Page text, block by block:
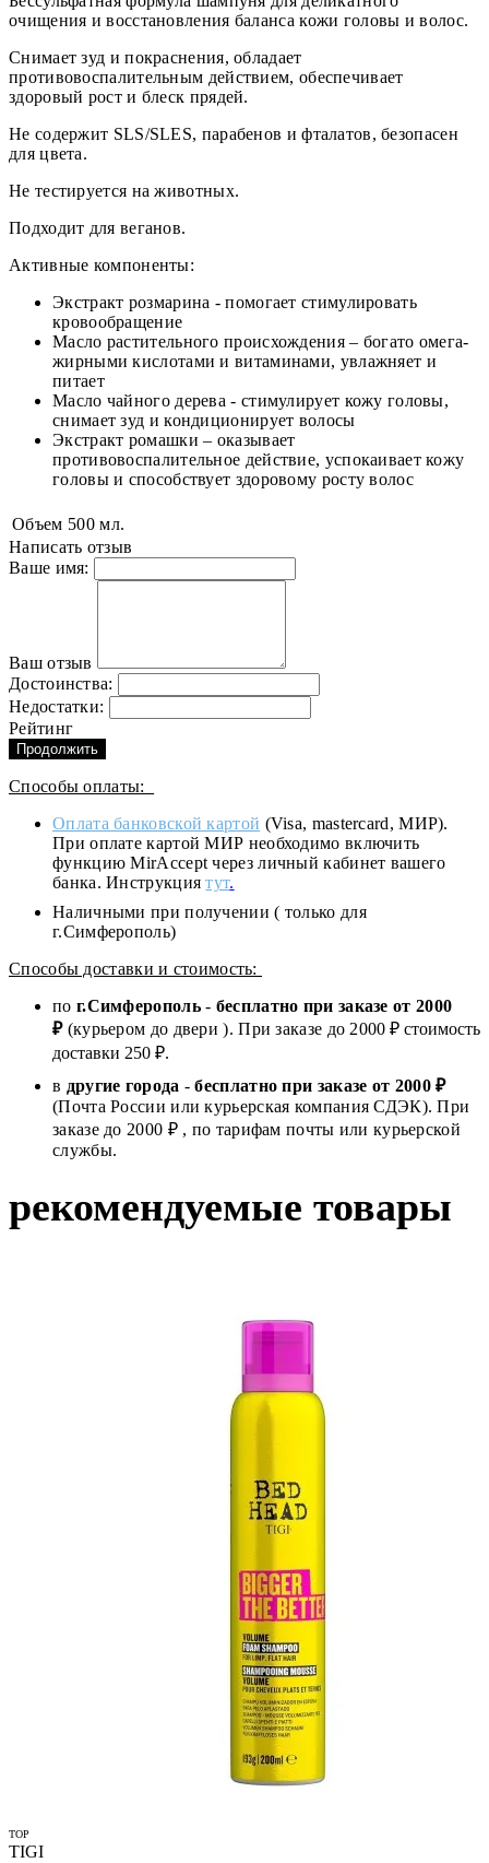
очищения и восстановления баланса кожи головы и волос.
Снимает зуд и покраснения, обладает
противовоспалительным действием, обеспечивает
здоровый рост и блеск прядей.
Не содержит SLS/SLES, парабенов и фталатов, безопасен
для цвета.
Не тестируется на животных.
Подходит для веганов.
Активные компоненты:
Экстракт розмарина - помогает стимулировать
кровообращение
Масло растительного происхождения – богато омега-
жирными кислотами и витаминами, увлажняет и
питает
Масло чайного дерева - стимулирует кожу головы,
снимает зуд и кондиционирует волосы
Экстракт ромашки – оказывает
противовоспалительное действие, успокаивает кожу
головы и способствует здоровому росту волос
Объем 500 мл.
Написать отзыв
Ваше имя:
Ваш отзыв
Достоинства:
Недостатки:
Рейтинг
Продолжить
Способы оплаты:
Оплата банковской картой (Visa, mastercard, МИР).
При оплате картой МИР необходимо включить
функцию MirAccept через личный кабинет вашего
банка. Инструкциятут.
Наличными при получении ( только для
г.Симферополь)
Способы доставки и стоимость:
по г.Симферополь- бесплатно при заказе от 2000
₽(курьером до двери ). При заказе до 2000 ₽ стоимость
доставки 250 ₽.
в другие города -бесплатно при заказе от 2000 ₽
(Почта России или курьерская компания СДЭК). При
заказе до 2000 ₽ , по тарифам почты или курьерской
службы.
рекомендуемые товары
TOP
TIGI